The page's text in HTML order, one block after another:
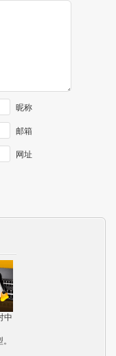
昵称
邮箱
网址
中